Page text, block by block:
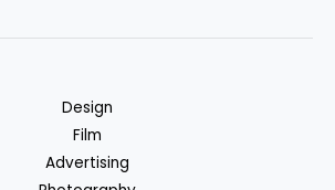
Design
Film
Advertising